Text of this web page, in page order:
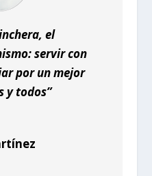
el
servir con
por un mejor
y todos”